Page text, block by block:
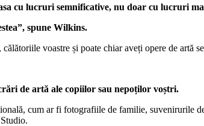
cu lucruri semnificative, nu doar cu lucruri
spune Wilkins.
voastre și poate chiar aveți opere de artă
de artă ale copiilor sau nepoților voștri.
cum ar fi fotografiile de familie, suvenirurile